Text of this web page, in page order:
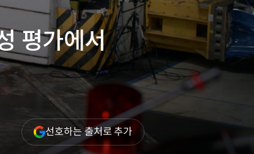
평가에서
선호하는 출처로 추가(새
창